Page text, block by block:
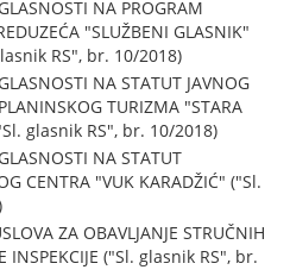
NA PROGRAM
"SLUŽBENI GLASNIK"
RS", br. 10/2018)
NA STATUT JAVNOG
TURIZMA "STARA
glasnik RS", br. 10/2018)
NA STATUT
CENTRA "VUK KARADŽIĆ" ("Sl.
ZA OBAVLJANJE STRUČNIH
INSPEKCIJE ("Sl. glasnik RS", br.